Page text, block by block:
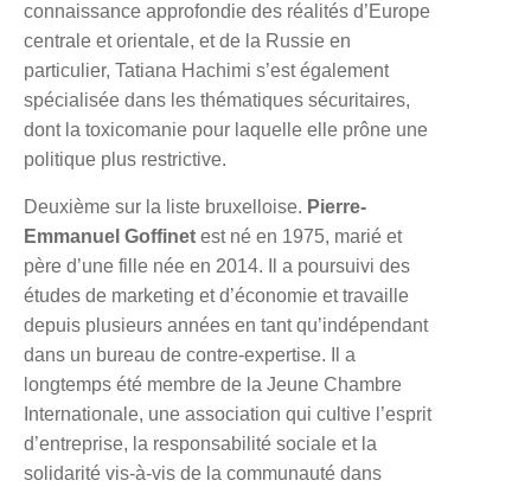
connaissance approfondie des réalités d’Europe
centrale et orientale, et de la Russie en
particulier, Tatiana Hachimi s’est également
spécialisée dans les thématiques sécuritaires,
dont la toxicomanie pour laquelle elle prône une
politique plus restrictive.
Deuxième sur la liste bruxelloise. Pierre-
Emmanuel Goffinet est né en 1975, marié et
père d’une fille née en 2014. Il a poursuivi des
études de marketing et d’économie et travaille
depuis plusieurs années en tant qu’indépendant
dans un bureau de contre-expertise. Il a
longtemps été membre de la Jeune Chambre
Internationale, une association qui cultive l’esprit
d’entreprise, la responsabilité sociale et la
solidarité vis-à-vis de la communauté dans